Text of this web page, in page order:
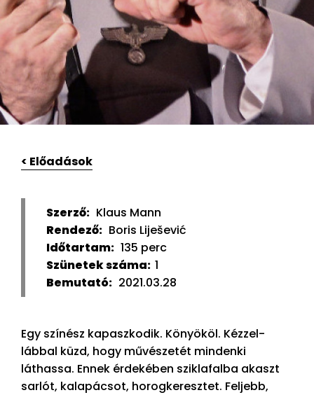
< Előadások
Szerző: Klaus Mann
Rendező: Boris Liješević
Időtartam: 135 perc
Szünetek száma: 1
Bemutató: 2021.03.28
Egy színész kapaszkodik. Könyököl. Kézzel-
lábbal küzd, hogy művészetét mindenki
láthassa. Ennek érdekében sziklafalba akaszt
sarlót, kalapácsot, horogkeresztet. Feljebb,